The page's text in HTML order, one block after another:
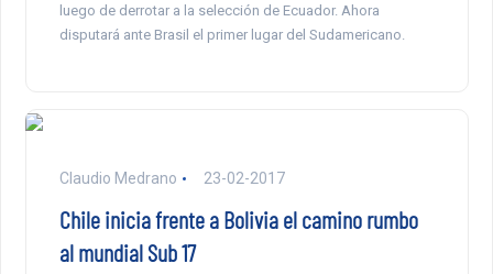
luego de derrotar a la selección de Ecuador. Ahora
disputará ante Brasil el primer lugar del Sudamericano.
Claudio Medrano 23-02-2017
Chile inicia frente a Bolivia el camino rumbo
al mundial Sub 17